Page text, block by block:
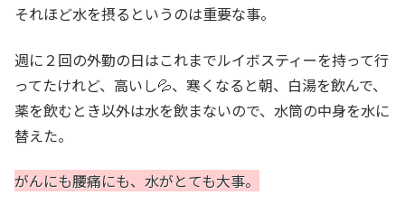
それほど水を摂るというのは重要な事。
週に２回の外勤の日はこれまでルイボスティーを持って行
ってたけれど、高いし💦、寒くなると朝、白湯を飲んで、
薬を飲むとき以外は水を飲まないので、水筒の中身を水に
替えた。
がんにも腰痛にも、水がとても大事。